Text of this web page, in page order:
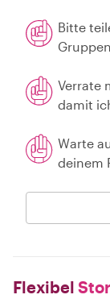
Bitte
Verrate
damit
Warte
deinem
Flexibel